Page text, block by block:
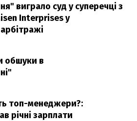
виграло суд у суперечці з
Interprises у
обшуки в
топ-менеджери?:
річні зарплати